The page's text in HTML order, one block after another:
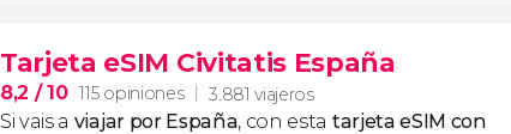
Tarjeta eSIM Civitatis España
8,2 / 10 115 opiniones 3.881 viajeros
Si vais a viajar por España, con esta tarjeta eSIM con